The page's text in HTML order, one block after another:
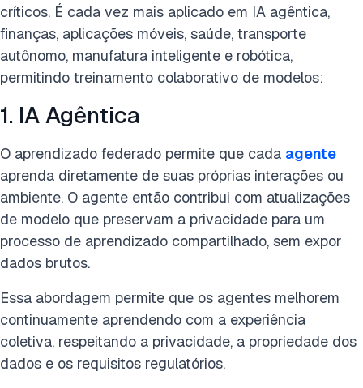
críticos. É cada vez mais aplicado em IA agêntica,
finanças, aplicações móveis, saúde, transporte
autônomo, manufatura inteligente e robótica,
permitindo treinamento colaborativo de modelos:
1. IA Agêntica
O aprendizado federado permite que cada agente
aprenda diretamente de suas próprias interações ou
ambiente. O agente então contribui com atualizações
de modelo que preservam a privacidade para um
processo de aprendizado compartilhado, sem expor
dados brutos.
Essa abordagem permite que os agentes melhorem
continuamente aprendendo com a experiência
coletiva, respeitando a privacidade, a propriedade dos
dados e os requisitos regulatórios.